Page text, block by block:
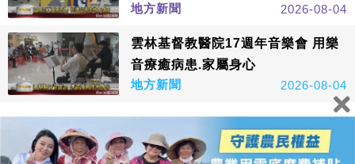
地方新聞
2026-08-04
雲林基督教醫院17週年音樂會 用樂
音療癒病患.家屬身心
地方新聞
2026-08-04